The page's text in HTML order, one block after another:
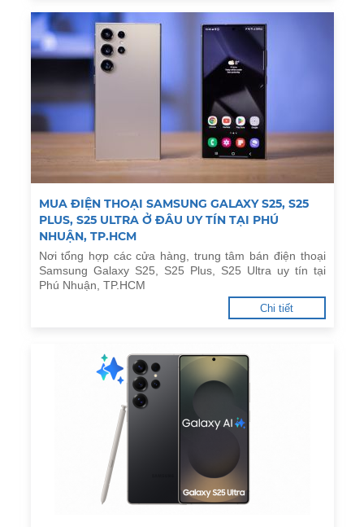
MUA ĐIỆN THOẠI SAMSUNG GALAXY S25, S25
PLUS, S25 ULTRA Ở ĐÂU UY TÍN TẠI PHÚ
NHUẬN, TP.HCM
Nơi tổng hợp các cửa hàng, trung tâm bán điện thoại
Samsung Galaxy S25, S25 Plus, S25 Ultra uy tín tại
Phú Nhuận, TP.HCM
Chi tiết